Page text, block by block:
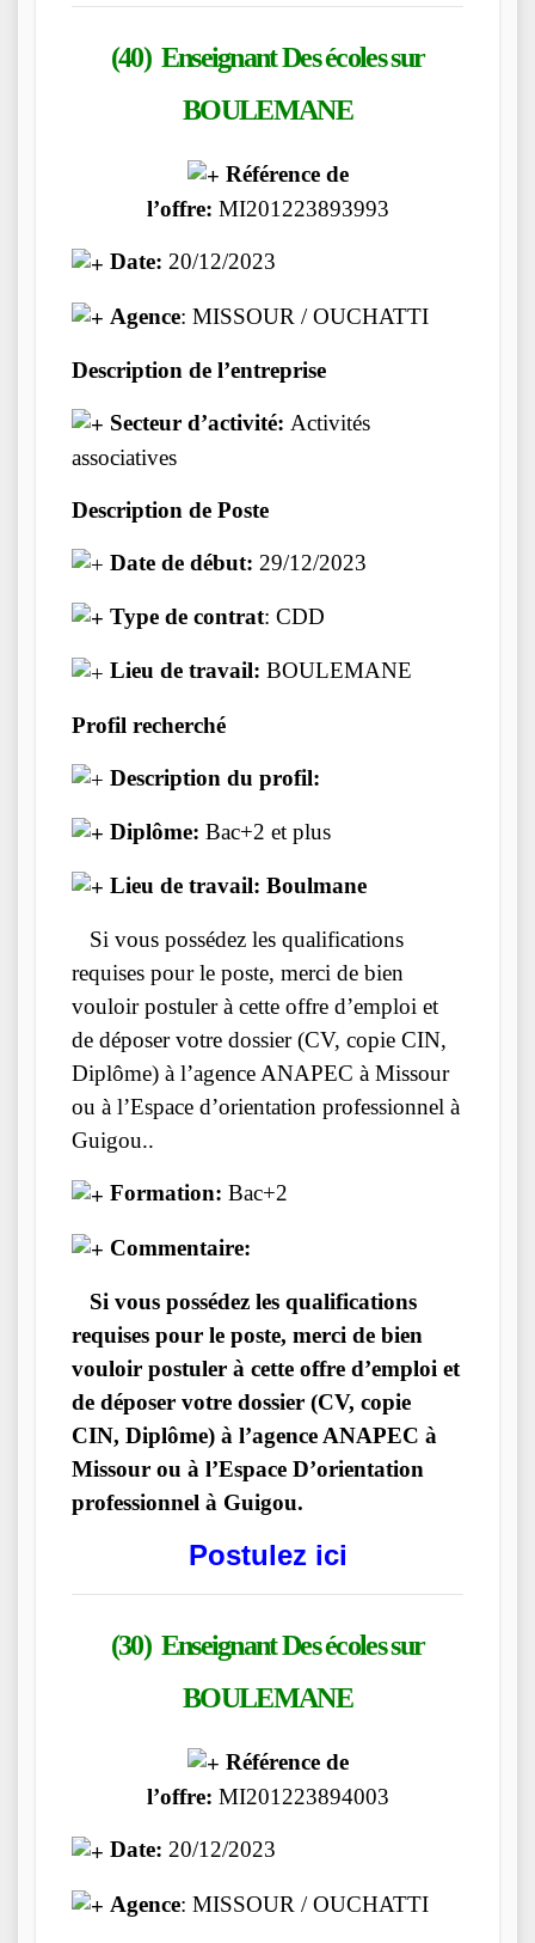
(40) Enseignant Des écolessur
BOULEMANE
Référence de
l’offre: MI201223893993
Date: 20/12/2023
Agence: MISSOUR / OUCHATTI
Description de l’entreprise
Secteur d’activité: Activités
associatives
Description de Poste
Date de début: 29/12/2023
Type de contrat: CDD
Lieu de travail: BOULEMANE
Profil recherché
Description du profil:
Diplôme: Bac+2 et plus
Lieu de travail: Boulmane
Si vous possédez les qualifications
requises pour le poste, merci de bien
vouloir postuler à cette offre d’emploi et
de déposer votre dossier (CV, copie CIN,
Diplôme) à l’agence ANAPEC à Missour
ou à l’Espace d’orientation professionnel à
Guigou..
Formation: Bac+2
Commentaire:
Si vous possédez les qualifications
requises pour le poste, merci de bien
vouloir postuler à cette offre d’emploi et
de déposer votre dossier (CV, copie
CIN, Diplôme) à l’agence ANAPEC à
Missour ou à l’Espace D’orientation
professionnel à Guigou.
Postulez ici
(30) Enseignant Des écolessur
BOULEMANE
Référence de
l’offre: MI201223894003
Date: 20/12/2023
Agence: MISSOUR / OUCHATTI